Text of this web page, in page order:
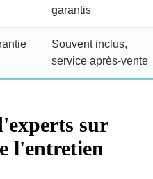
garantis
Souvent inclus,
service après-vente
sur
l'entretien